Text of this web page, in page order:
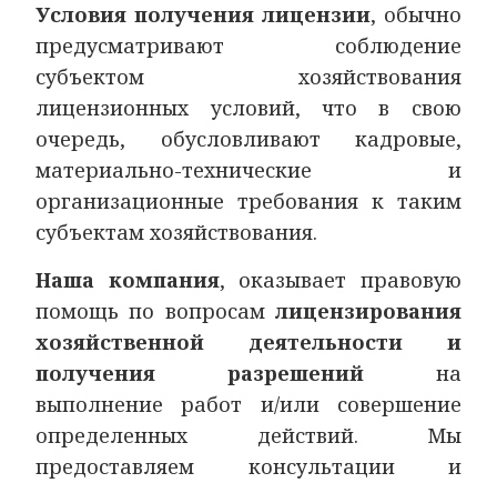
Условия получения лицензии, обычно
предусматривают соблюдение
субъектом хозяйствования
лицензионных условий, что в свою
очередь, обусловливают кадровые,
материально-технические и
организационные требования к таким
субъектам хозяйствования.
Наша компания, оказывает правовую
помощь по вопросам лицензирования
хозяйственной деятельности и
получения разрешений на
выполнение работ и/или совершение
определенных действий. Мы
предоставляем консультации и